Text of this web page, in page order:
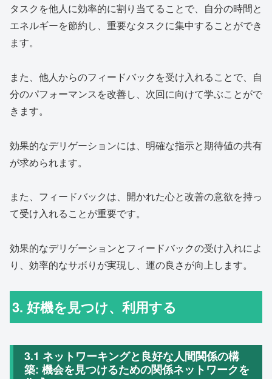
タスクを他人に効率的に割り当てることで、自分の時間と
エネルギーを節約し、重要なタスクに集中することができ
ます。
また、他人からのフィードバックを受け入れることで、自
分のパフォーマンスを改善し、次回に向けて学ぶことがで
きます。
効果的なデリゲーションには、明確な指示と期待値の共有
が求められます。
また、フィードバックは、開かれた心と改善の意欲を持っ
て受け入れることが重要です。
効果的なデリゲーションとフィードバックの受け入れによ
り、効率的なサボりが実現し、運の良さが向上します。
3. 好機を見つけ、利用する
3.1 ネットワーキングと良好な人間関係の構
築: 機会を見つけるための関係ネットワークを